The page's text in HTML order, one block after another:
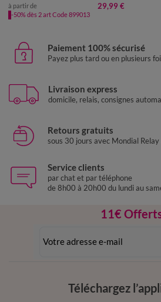
à partir de 29,99 €
-50% dès 2 art Code 899013
Paiement 100% sécurisé
Payez plus tard ou en plusieurs
Livraison express
domicile, relais, consignes
Retours gratuits
sous 30 jours avec Mondial
Service clients
par chat et par téléphone
de 8h00 à 20h00 du lundi au
11€
dès 20€ d’achat
Téléchargez